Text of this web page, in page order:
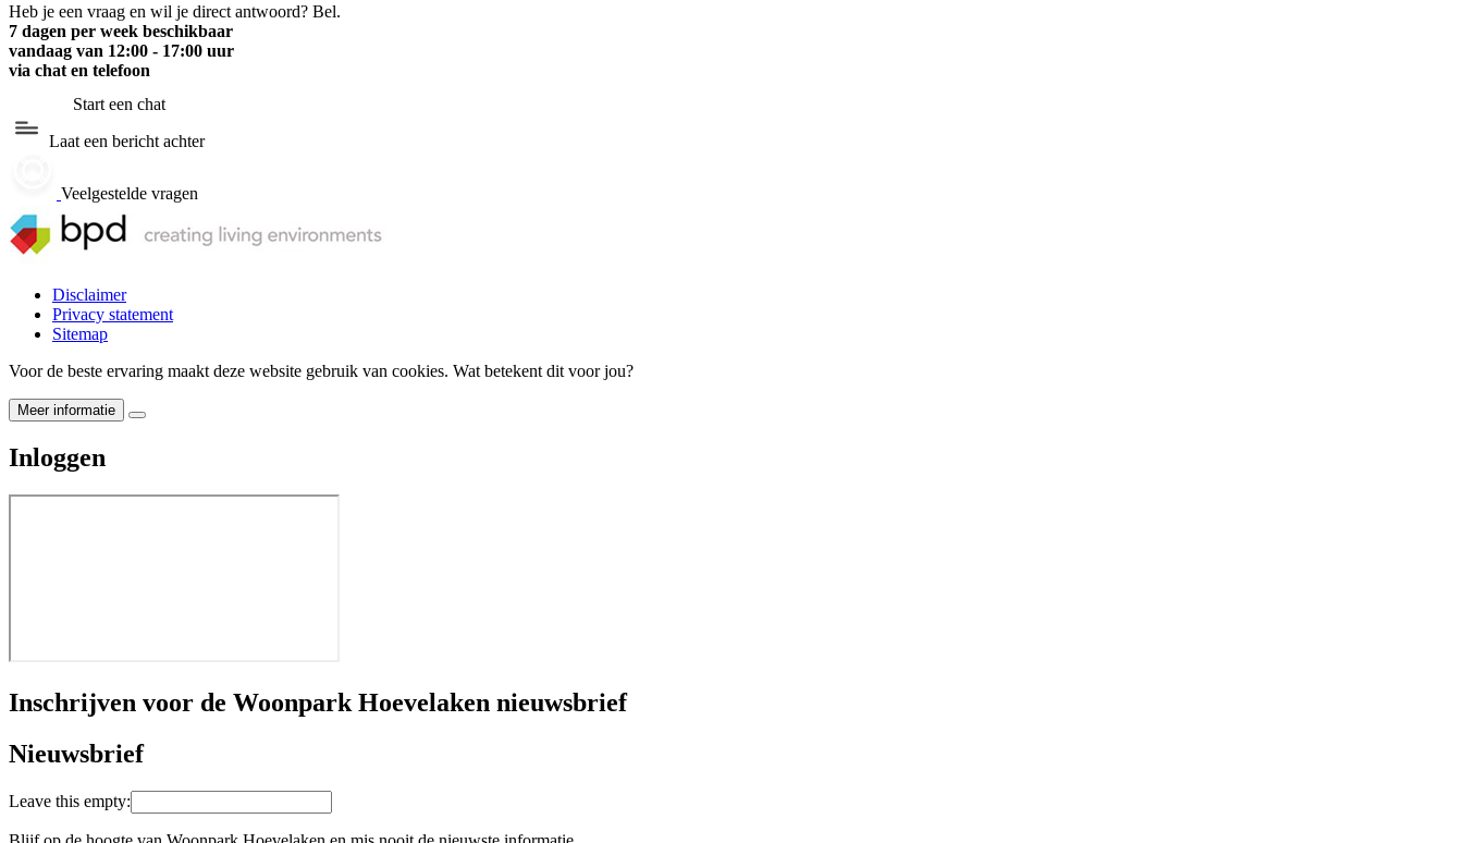
Heb je een vraag en wil je direct antwoord? Bel.
7 dagen per week beschikbaar
vandaag van 12:00 - 17:00 uur
via chat en telefoon
Start een chat
Laat een bericht achter
Veelgestelde vragen
Disclaimer
Privacy statement
Sitemap
Voor de beste ervaring maakt deze website gebruik van cookies. Wat betekent dit voor jou?
Meer informatie
Inloggen
Inschrijven voor de Woonpark Hoevelaken nieuwsbrief
Nieuwsbrief
Leave this empty: